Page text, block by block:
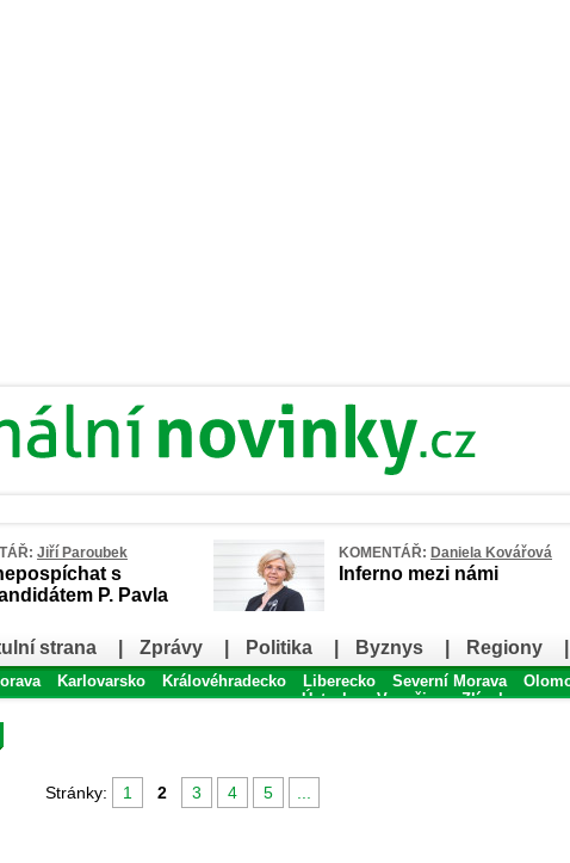
Jiří Paroubek
s
P. Pavla
KOMENTÁŘ: Daniela Kovářová
Inferno mezi námi
strana
Zprávy Politika Byznys Regiony
Karlovarsko Královéhradecko Liberecko Severní Morava
Ústecko
Vysočina Zlínsko
Stránky: 1 2 3 4 5